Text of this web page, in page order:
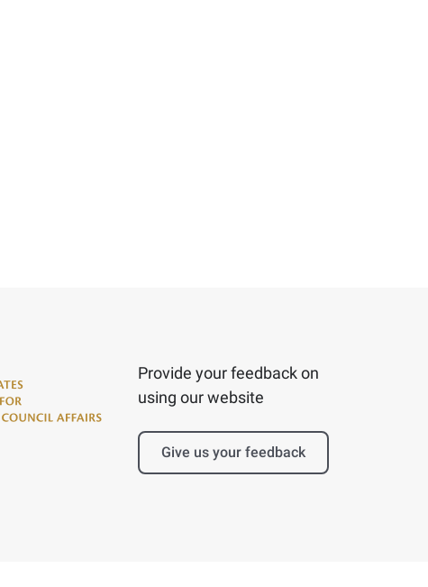
Provide your feedback on
using our website
Give us your feedback